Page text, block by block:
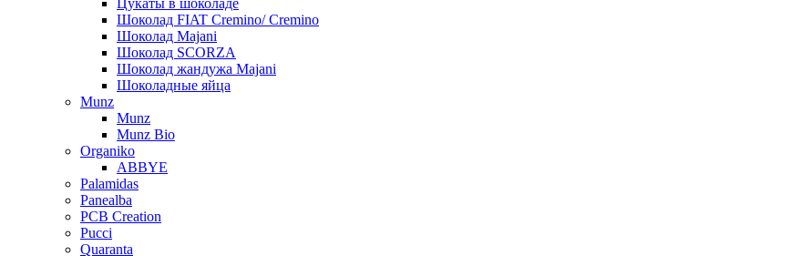
Цукаты в шоколаде
Шоколад FIAT Cremino/ Cremino
Шоколад Majani
Шоколад SCORZA
Шоколад жандужа Majani
Шоколадные яйца
Munz
Munz
Munz Bio
Organiko
ABBYE
Palamidas
Panealba
PCB Creation
Pucci
Quaranta